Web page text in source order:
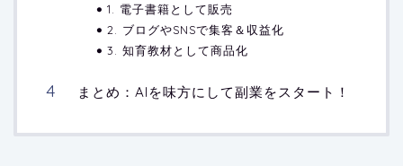
1. 電子書籍として販売
2. ブログやSNSで集客＆収益化
3. 知育教材として商品化
まとめ：AIを味方にして副業をスタート！